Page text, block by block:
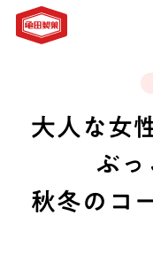
大人な女
ぶっ
秋冬のコ